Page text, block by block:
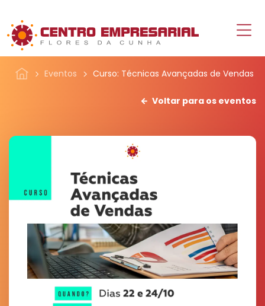
Eventos Curso: Técnicas Avançadas de Vendas
Voltar para os eventos